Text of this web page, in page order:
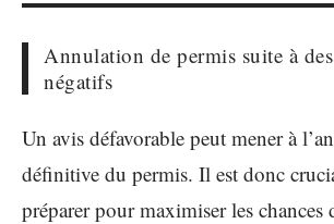
Annulation de permis suite à
négatifs
Un avis défavorable peut mener à
définitive du permis. Il est donc
préparer pour maximiser les chances